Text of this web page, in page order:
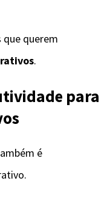
querem
.
para
é